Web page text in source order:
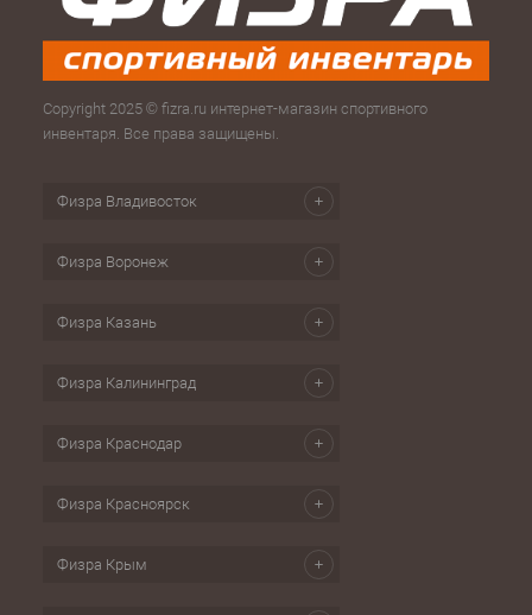
Copyright 2025 © fizra.ru интернет-магазин спортивного
инвентаря. Все права защищены.
Физра Владивосток
Физра Воронеж
Физра Казань
Физра Калининград
Физра Краснодар
Физра Красноярск
Физра Крым